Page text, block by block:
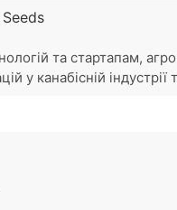
та стартапам,
у канабісній